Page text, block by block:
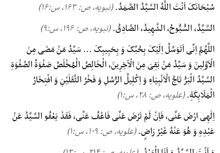
سُبْحَانَکَ اَنْتَ اللَّهُ السَّیِّدُ الصَّمَدُ.(نبویه، ص: ۱۶۳, س:۱۶)
السَّیِّدُ، السُّبُّوحُ، الشَّهِیدُ، الصَّادِقُ.(نبویه، ص: ۱۹۶, س:۹)
اللَّهُمَّ اِنِّی اَتَوَسَّلُ اِلَیْکَ بِحُبِّکَ وَ بِحَبِیبِکَ ... سَیِّدُ مَنْ مَضَی مِنَ
الْاَوَّلِینَ وَ سَیِّدُ مَنْ بَقِیَ مِنَ الْآخِرِینَ، الْخَالِصُ الْمُخْلَصُ صَفْوَةُ الصَّفْوَةِ
السَّیِّدُ الْبَرُّ تَاجُ الْاَنْبِیَاءِ وَ اِکْلِیلُ الرُّسُلِ وَ فَخْرُ الثَّقَلَیْنِ وَ افْتِخَارُ
الْمَلَایِکَةِ.(علویه، ص: ۲۸, س:۱)
اِلَهِی ارْضَ عَنِّی، فَاِنْ لَمْ تَرْضَ عَنِّی فَاعْفُ عَنِّی، فَقَدْ یَعْفُو السَّیِّدُ عَنْ
عَبْدِهِ وَ هُوَ عَنْهُ غَیْرُ رَاضٍ.(علویه، ص: ۱۰۹, س:۱)